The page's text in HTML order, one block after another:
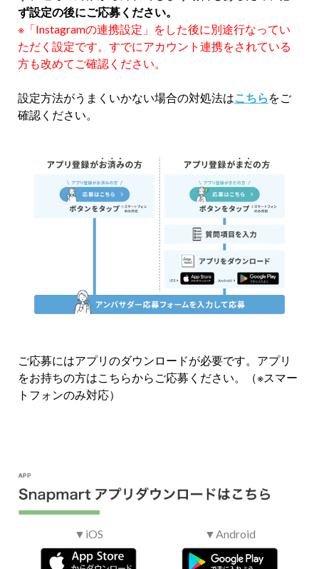
アン
バサ
サー
ビス
容
アンバサダーに応募し当選した出品者は全員、以下の
サービス（以下「アンバサダーサービス」といいま
す）を提供する義務を負います。
名あたり１点以上をスナップマートの所定のページか
ら投稿すること。投稿した作品はコンテスト終了日
（スケジュールの「アンバサダーサービスの実施期
間」終了日）から１か月間削除しないこと。
②Instagram上で以下の所定のハッシュタグを付けた
上で、本募集要項を含むアンバサダーサービスの募集
サイトに記載されるテーマ等要件に応じた作品を投稿
すること。
#PR
#カゴメ
#健直のある暮らし
#健直
#健康的な生活
ント
カゴメ株式会社
ず設定の後にご応募ください。
※「Instagramの連携設定」をした後に別途行なってい
ただく設定です。すでにアカウント連携をされている
方も改めてご確認ください。
設定方法がうまくいかない場合の対処法はこちら をご
確認ください。
ご応募にはアプリのダウンロードが必要です。アプリ
をお持ちの方はこちらからご応募ください。（※スマー
トフォンのみ対応）
▼iOS ▼Android